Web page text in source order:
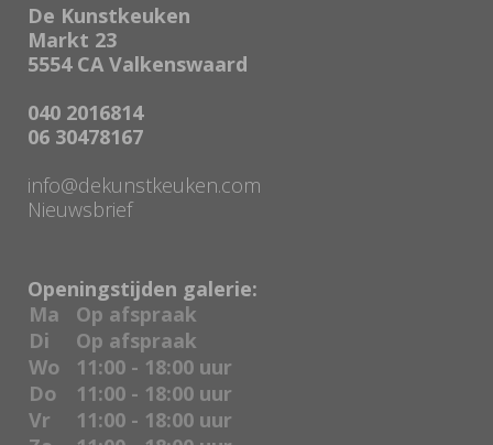
De Kunstkeuken
Markt 23
5554 CA Valkenswaard
040 2016814
06 30478167
info@dekunstkeuken.com
Nieuwsbrief
Openingstijden galerie:
Ma
Op afspraak
Di
Op afspraak
Wo
11:00 - 18:00 uur
Do
11:00 - 18:00 uur
Vr
11:00 - 18:00 uur